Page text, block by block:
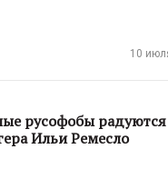
10
русофобы радуются
Ильи Ремесло